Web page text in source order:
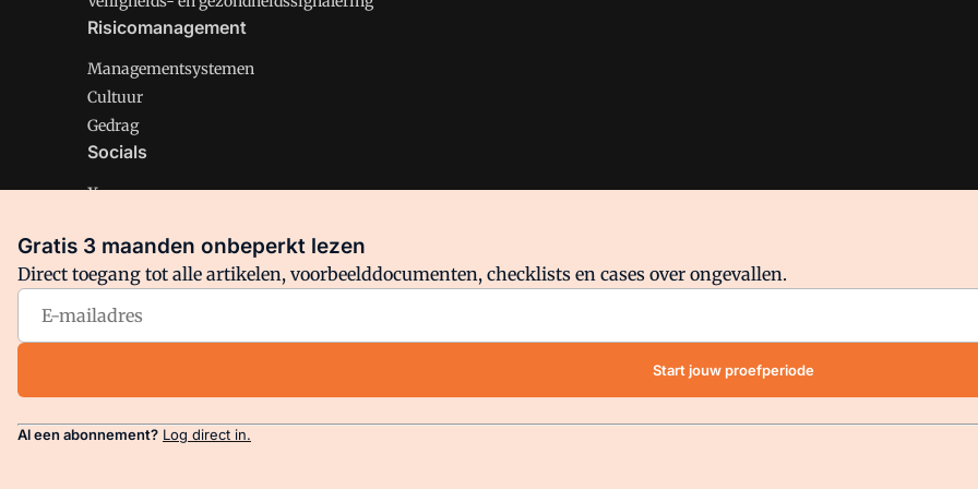
Risicomanagement
Managementsystemen
Cultuur
Gedrag
Socials
X
Facebook
Arbo is onderdeel van VMN media. Lees inons manifestwaar VMN media voor staat. Op gebruik van deze site zijn de
Gratis 3 maanden onbeperkt lezen
Direct toegang tot alle artikelen, voorbeelddocumenten, checklists en cases over ongevallen.
Start jouw proefperiode
Al een abonnement? Log direct in.